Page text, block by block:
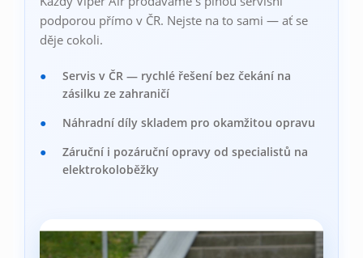
podporou přímo v ČR. Nejste na to sami — ať se
děje cokoli.
Servis v ČR — rychlé řešení bez čekání na
zásilku ze zahraničí
Náhradní díly skladem pro okamžitou opravu
Záruční i pozáruční opravy od specialistů na
elektrokoloběžky